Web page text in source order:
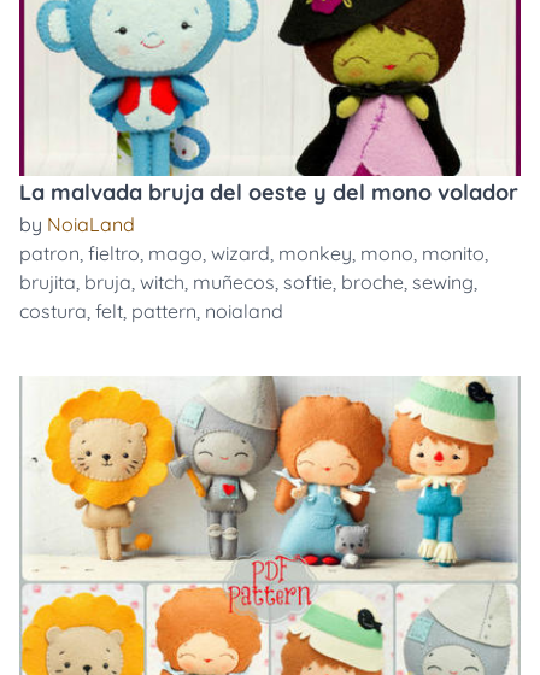
La malvada bruja del oeste y del mono volador
by NoiaLand
patron, fieltro, mago, wizard, monkey, mono, monito,
brujita, bruja, witch, muñecos, softie, broche, sewing,
costura, felt, pattern, noialand